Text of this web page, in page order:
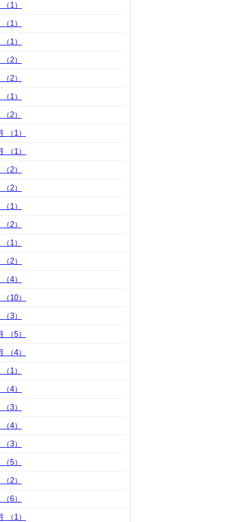
1）
1）
1）
2）
2）
1）
2）
（1）
（1）
2）
2）
1）
2）
1）
2）
4）
10）
3）
（5）
（4）
1）
4）
3）
4）
3）
5）
2）
6）
（1）